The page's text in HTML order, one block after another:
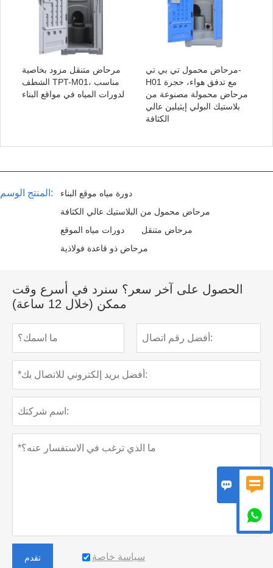
مرحاض متنقل مزود بخاصية
الشطف TPT-M01، مناسب
لدورات المياه في مواقع البناء
مرحاض محمول تي بي تي-
H01 مع تدفق هواء، حجرة
مرحاض محمولة مصنوعة من
بلاستيك البولي إيثيلين عالي
الكثافة
المنتج الوسم:
دورة مياه موقع البناء
مرحاض محمول من البلاستيك عالي الكثافة
دورات مياه الموقع
مرحاض متنقل
مرحاض ذو قاعدة فولاذية
الحصول على آخر سعر؟ سنرد في أسرع وقت
ممكن (خلال 12 ساعة)
تقدم سياسة خاصة
 
